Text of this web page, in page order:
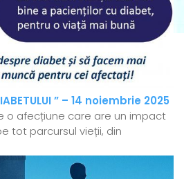
” – 14 noiembrie 2025
o afecțiune care are un impact
tot parcursul vieții, din